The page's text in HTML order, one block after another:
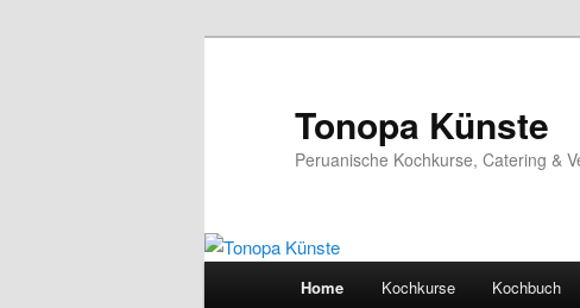
Tonopa Künste
Peruanische Kochkurse, Catering &
Home Kochkurse Kochbuch